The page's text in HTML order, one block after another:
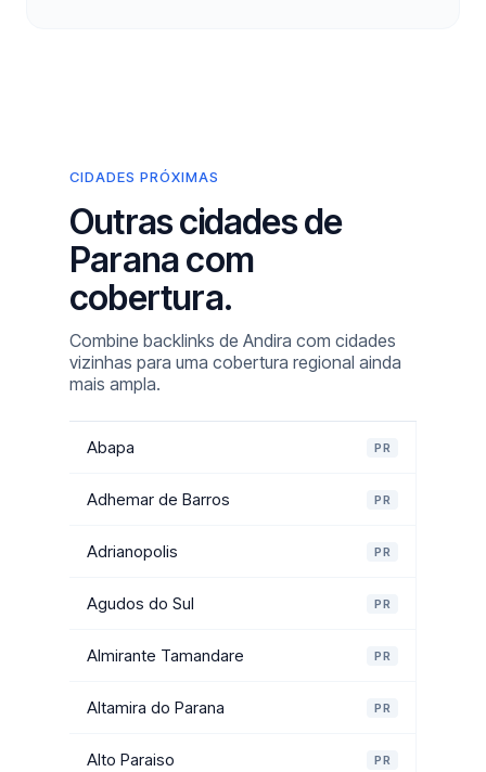
CIDADES PRÓXIMAS
Outras cidades de
Parana com
cobertura.
Combine backlinks de Andira com cidades
vizinhas para uma cobertura regional ainda
mais ampla.
Abapa PR
Adhemar de Barros PR
Adrianopolis PR
Agudos do Sul PR
Almirante Tamandare PR
Altamira do Parana PR
Alto Paraiso PR